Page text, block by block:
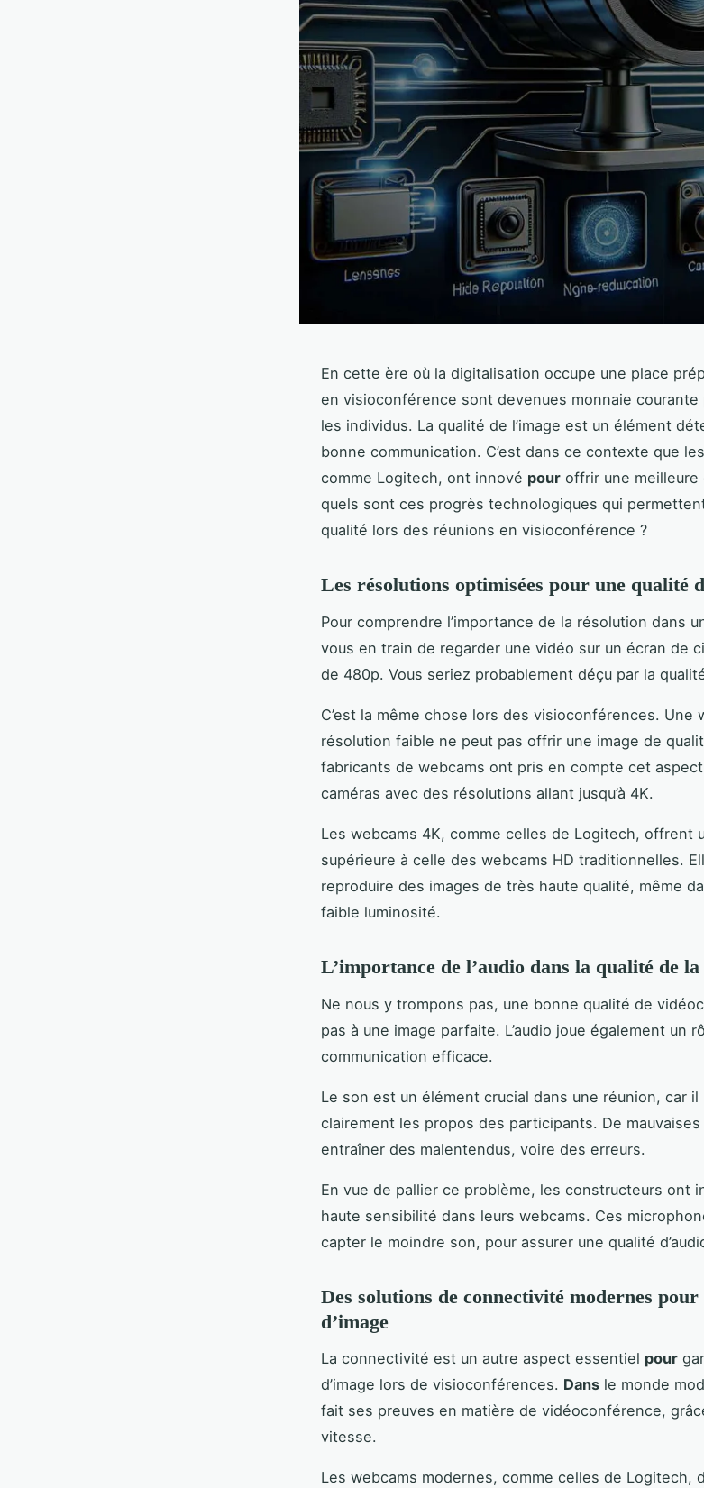
En cette ère où la digitalisation occupe une place
en visioconférence sont devenues monnaie courante
les individus. La qualité de l’image est un élément
bonne communication. C’est dans ce contexte que
comme Logitech, ont innové pour offrir une meilleure
quels sont ces progrès technologiques qui
qualité lors des réunions en visioconférence ?
Les résolutions optimisées pour une qualité
Pour comprendre l’importance de la résolution dans
vous en train de regarder une vidéo sur un écran de
de 480p. Vous seriez probablement déçu par la
C’est la même chose lors des visioconférences. Une
résolution faible ne peut pas offrir une image de
fabricants de webcams ont pris en compte cet
caméras avec des résolutions allant jusqu’à 4K.
Les webcams 4K, comme celles de Logitech, offrent
supérieure à celle des webcams HD traditionnelles.
reproduire des images de très haute qualité, même
faible luminosité.
L’importance de l’audio dans la qualité de
Ne nous y trompons pas, une bonne qualité de
pas à une image parfaite. L’audio joue également un
communication efficace.
Le son est un élément crucial dans une réunion, car
clairement les propos des participants. De
entraîner des malentendus, voire des erreurs.
En vue de pallier ce problème, les constructeurs ont
haute sensibilité dans leurs webcams. Ces
capter le moindre son, pour assurer une qualité
Des solutions de connectivité modernes
d’image
La connectivité est un autre aspect essentiel pour
d’image lors de visioconférences. Dans le monde
fait ses preuves en matière de vidéoconférence,
vitesse.
Les webcams modernes, comme celles de Logitech,